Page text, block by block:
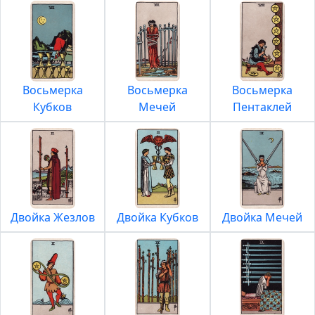
Восьмерка
Кубков
Восьмерка
Мечей
Восьмерка
Пентаклей
Двойка Жезлов Двойка Кубков Двойка Мечей